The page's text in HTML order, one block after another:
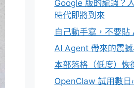
Google 版的龍蝦？
時代即將到來
自己動手寫，不要貼
AI Agent 帶來的震
本部落格（低度）恢
OpenClaw 試用數日